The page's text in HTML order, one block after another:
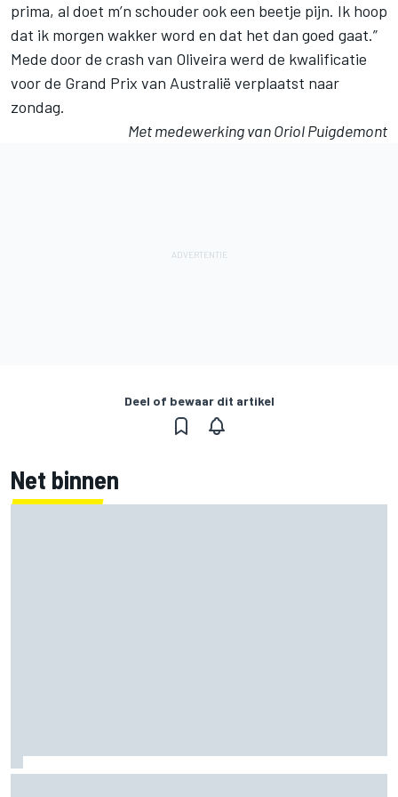
prima, al doet m’n schouder ook een beetje pijn. Ik hoop
dat ik morgen wakker word en dat het dan goed gaat.”
Mede door de crash van Oliveira werd de kwalificatie
voor de Grand Prix van Australië verplaatst naar
zondag.
Met medewerking van Oriol Puigdemont
Deel of bewaar dit artikel
Net binnen